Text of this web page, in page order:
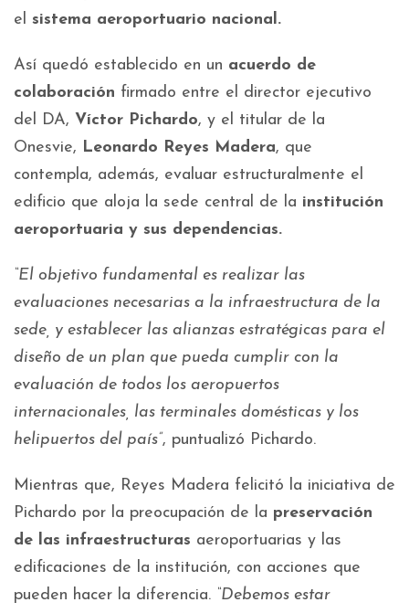
el sistema aeroportuario nacional.
Así quedó establecido en un acuerdo de
colaboración firmado entre el director ejecutivo
del DA, Víctor Pichardo, y el titular de la
Onesvie, Leonardo Reyes Madera, que
contempla, además, evaluar estructuralmente el
edificio que aloja la sede central de la institución
aeroportuaria y sus dependencias.
“El objetivo fundamental es realizar las
evaluaciones necesarias a la infraestructura de la
sede, y establecer las alianzas estratégicas para el
diseño de un plan que pueda cumplir con la
evaluación de todos los aeropuertos
internacionales, las terminales domésticas y los
helipuertos del país”, puntualizó Pichardo.
Mientras que, Reyes Madera felicitó la iniciativa de
Pichardo por la preocupación de la preservación
de las infraestructuras aeroportuarias y las
edificaciones de la institución, con acciones que
pueden hacer la diferencia. “Debemos estar